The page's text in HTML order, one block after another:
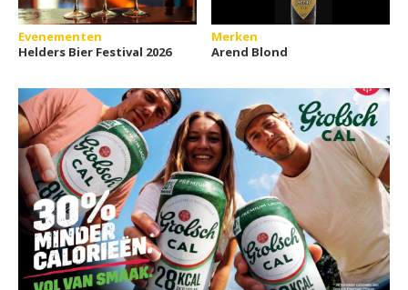
Evenementen
Helders Bier Festival 2026
Merken
Arend Blond